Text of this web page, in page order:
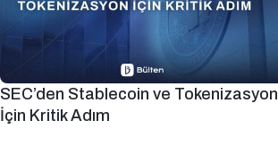
SEC’den Stablecoin ve Tokenizasyon
İçin Kritik Adım